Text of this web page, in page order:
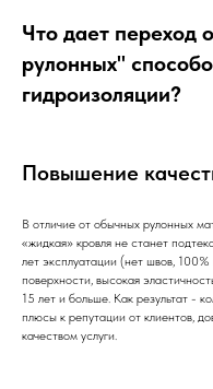
Что дает переход
рулонных"
гидроизоляции?
Повышение
В отличие от обычных рулонных
«жидкая» кровля не станет
лет эксплуатации (нет швов, 100%
поверхности, высокая
15 лет и больше. Как результат -
плюсы к репутации от клиентов,
качеством услуги.